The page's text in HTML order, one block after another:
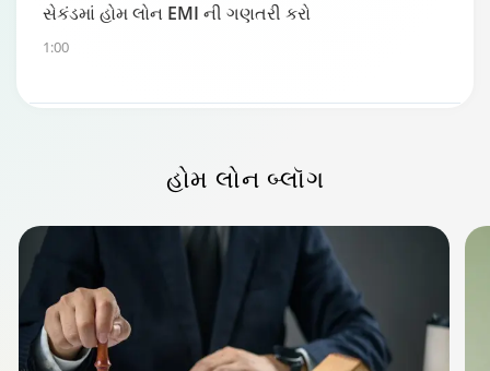
સેકંડમાં હોમ લોન EMI ની ગણતરી કરો
1:00
હોમ લોન બ્લૉગ